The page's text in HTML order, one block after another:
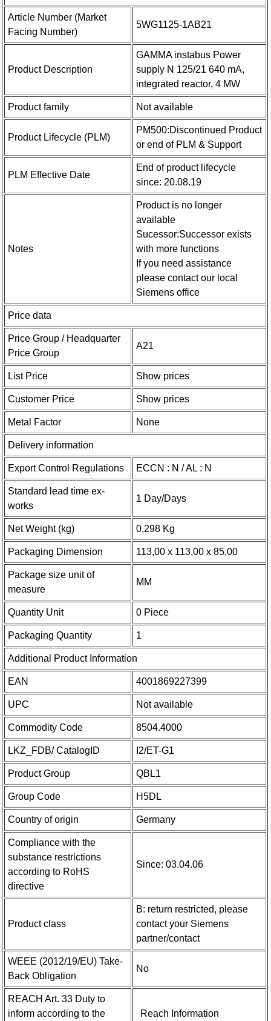
Article Number (Market
Facing Number)
5WG1125-1AB21
Product Description
GAMMA instabus Power
supply N 125/21 640 mA,
integrated reactor, 4 MW
Product family Not available
Product Lifecycle (PLM)
PM500:Discontinued Product
or end of PLM & Support
PLM Effective Date
End of product lifecycle
since: 20.08.19
Notes
Product is no longer
available
Sucessor:Successor exists
with more functions
If you need assistance
please contact our local
Siemens office
Price data
Price Group / Headquarter
Price Group
A21
List Price Show prices
Customer Price Show prices
Metal Factor None
Delivery information
Export Control Regulations ECCN : N / AL : N
Standard lead time ex-
works
1 Day/Days
Net Weight (kg) 0,298 Kg
Packaging Dimension 113,00 x 113,00 x 85,00
Package size unit of
measure
MM
Quantity Unit 0 Piece
Packaging Quantity 1
Additional Product Information
EAN 4001869227399
UPC Not available
Commodity Code 8504.4000
LKZ_FDB/ CatalogID I2/ET-G1
Product Group QBL1
Group Code H5DL
Country of origin Germany
Compliance with the
substance restrictions
according to RoHS
directive
Since: 03.04.06
Product class
B: return restricted, please
contact your Siemens
partner/contact
WEEE (2012/19/EU) Take-
Back Obligation
No
REACH Art. 33 Duty to
inform according to the
Reach Information